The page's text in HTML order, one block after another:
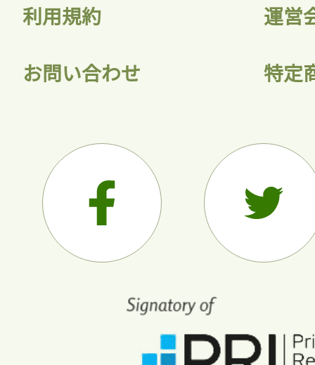
利用規約 運営
お問い合わせ 特定